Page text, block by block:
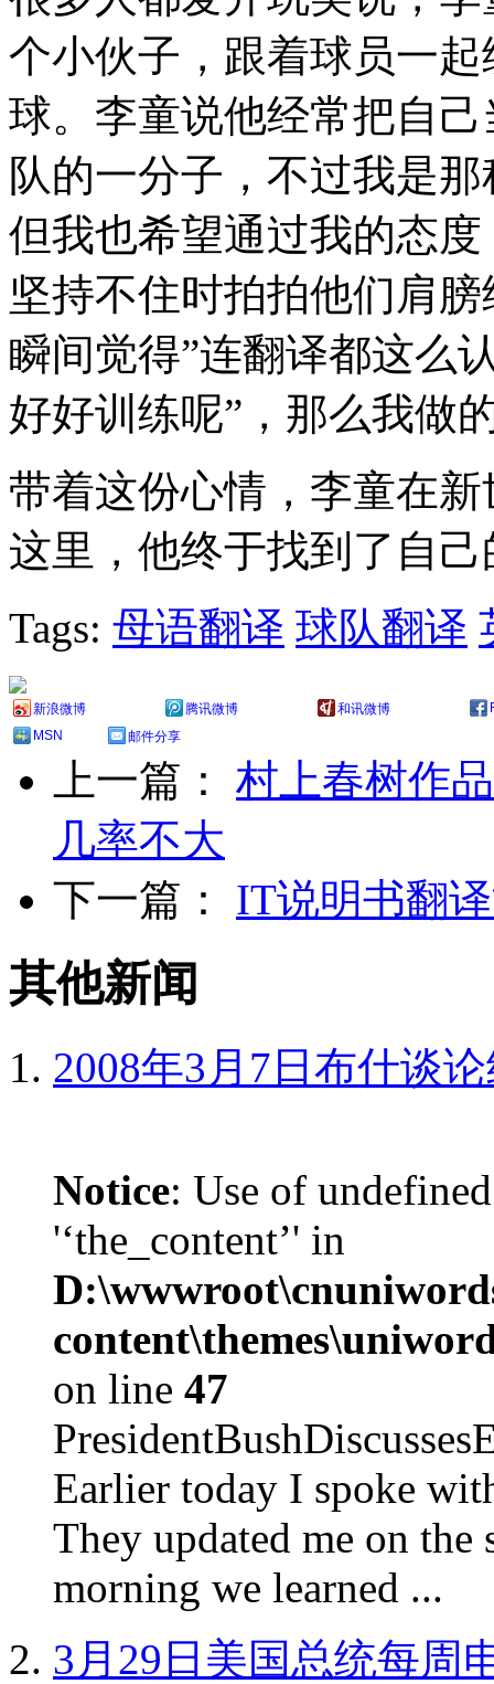
个小伙子，跟着球员一
球。李童说他经常把自
队的一分子，不过我是
但我也希望通过我的态
坚持不住时拍拍他们肩
瞬间觉得”连翻译都这么
好好训练呢”，那么我做
带着这份心情，李童在
这里，他终于找到了自
Tags: 母语翻译 球队翻译
新浪微博 腾讯微博 和讯微博
MSN
邮件分享
上一篇： 村上春树作
几率不大
下一篇： IT说明书翻
其他新闻
2008年3月7日布什谈
Notice: Use of
'‘the_content’' in
on line 47
Earlier today I spoke
They updated me on the
morning we learned ...
3月29日美国总统每周